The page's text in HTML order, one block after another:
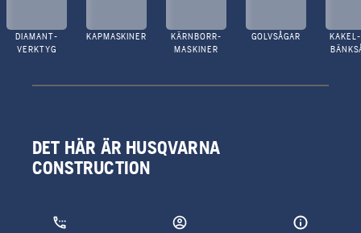
DIAMANT-
VERKTYG
KAPMASKINER
KÄRNBORR-
MASKINER
GOLVSÅGAR
DET HÄR ÄR HUSQVARNA
CONSTRUCTION